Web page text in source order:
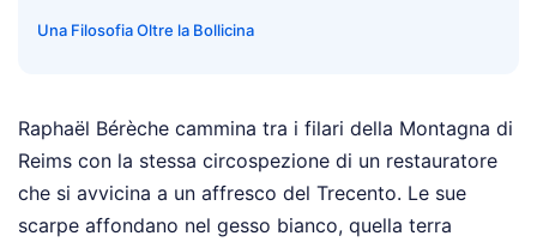
Una Filosofia Oltre la Bollicina
Raphaël Bérèche cammina tra i filari della Montagna di
Reims con la stessa circospezione di un restauratore
che si avvicina a un affresco del Trecento. Le sue
scarpe affondano nel gesso bianco, quella terra